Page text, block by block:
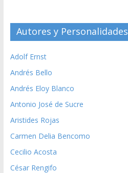
Autores y Personalidades
Adolf Ernst
Andrés Bello
Andrés Eloy Blanco
Antonio José de Sucre
Aristides Rojas
Carmen Delia Bencomo
Cecilio Acosta
César Rengifo